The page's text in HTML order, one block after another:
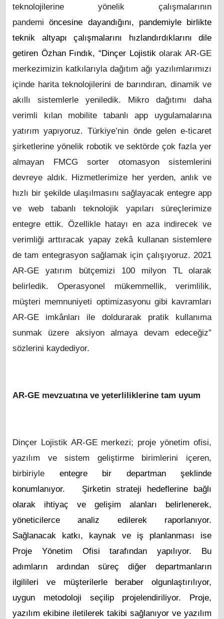
teknolojilerine yönelik çalışmalarının
pandemiöncesine dayandığını, pandemiyle birlikte
teknik altyapı çalışmalarını hızlandırdıklarını dile
getiren Özhan Fındık, “Dinçer Lojistikolarak AR-GE
merkezimizin katkılarıyla dağıtım ağı yazılımlarımızı
içinde harita teknolojilerini de barındıran, dinamik ve
akıllı sistemlerle yeniledik. Mikro dağıtımı daha
verimli kılan mobilite tabanlı app uygulamalarına
yatırım yapıyoruz. Türkiye’nin önde gelen e-ticaret
şirketlerine yönelik robotik ve sektörde çok fazla yer
almayan FMCG sorter otomasyon sistemlerini
devreye aldık. Hizmetlerimize her yerden, anlık ve
hızlı bir şekilde ulaşılmasını sağlayacak entegre app
ve web tabanlı teknolojik yapıları süreçlerimize
entegre ettik. Özellikle hatayı en aza indirecek ve
verimliği arttıracak yapay zekâ kullanan sistemlere
de tam entegrasyon sağlamak için çalışıyoruz. 2021
AR-GE yatırım bütçemizi 100 milyon TL olarak
belirledik. Operasyonel mükemmellik, verimlilik,
müşteri memnuniyeti optimizasyonu gibi kavramları
AR-GE imkânları ile doldurarak pratik kullanıma
sunmak üzere aksiyon almaya devam edeceğiz”
sözlerini kaydediyor.
AR-GE mevzuatına ve yeterliliklerine tam uyum
Dinçer Lojistik AR-GE merkezi; proje yönetim ofisi,
yazılım ve sistem geliştirme birimlerini içeren,
birbiriyle entegre bir departman şeklinde
konumlanıyor. Şirketin strateji hedeflerine bağlı
olarak ihtiyaç ve gelişim alanları belirlenerek,
yöneticilerce analiz edilerek raporlanıyor.
Sağlanacak katkı, kaynak ve iş planlanması ise
Proje Yönetim Ofisi tarafından yapılıyor. Bu
adımların ardından süreç diğer departmanların
ilgilileri ve müşterilerle beraber olgunlaştırılıyor,
uygun metodoloji seçilip projelendiriliyor. Proje,
yazılım ekibine iletilerek takibi sağlanıyor ve yazılım